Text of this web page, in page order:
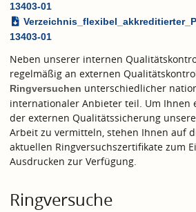
13403-01
13403-01
Neben unserer internen
regelmäßig an externen
Ringversuchen unterschiedlicher
internationaler Anbieter teil. Um Ihnen
der externen Qualitätssicherung
Arbeit zu vermitteln, stehen Ihnen auf
aktuellen Ringversuchszertifikate zum
Ausdrucken zur Verfügung.
Ringversuche